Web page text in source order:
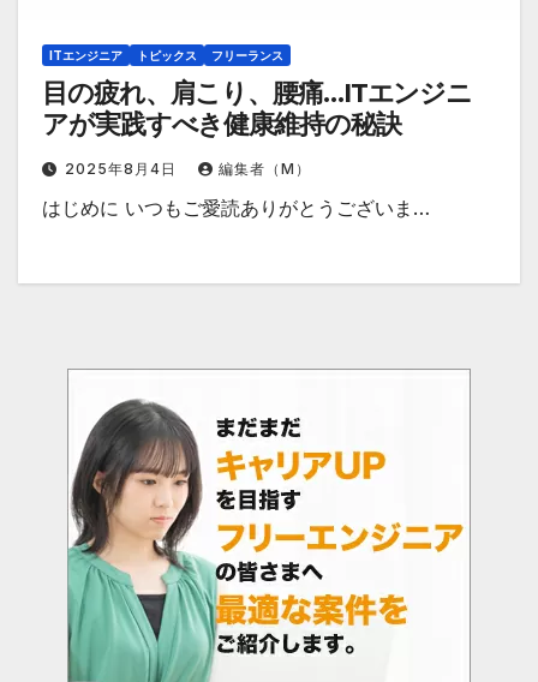
ITエンジニア トピックス フリーランス
目の疲れ、肩こり、腰痛…ITエンジニ
アが実践すべき健康維持の秘訣
2025年8月4日 編集者（M）
はじめに いつもご愛読ありがとうございま…